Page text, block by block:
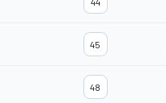
45
48